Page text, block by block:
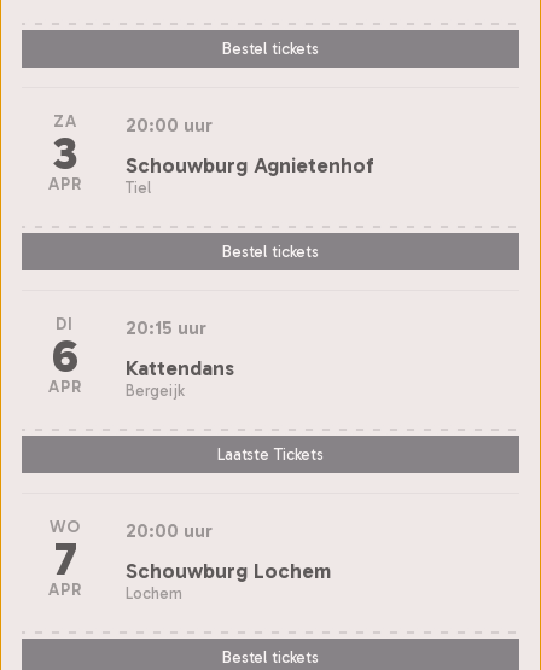
Bestel tickets
ZA
3
APR
20:00 uur
Schouwburg Agnietenhof
Tiel
Bestel tickets
DI
6
APR
20:15 uur
Kattendans
Bergeijk
Laatste Tickets
WO
7
APR
20:00 uur
Schouwburg Lochem
Lochem
Bestel tickets